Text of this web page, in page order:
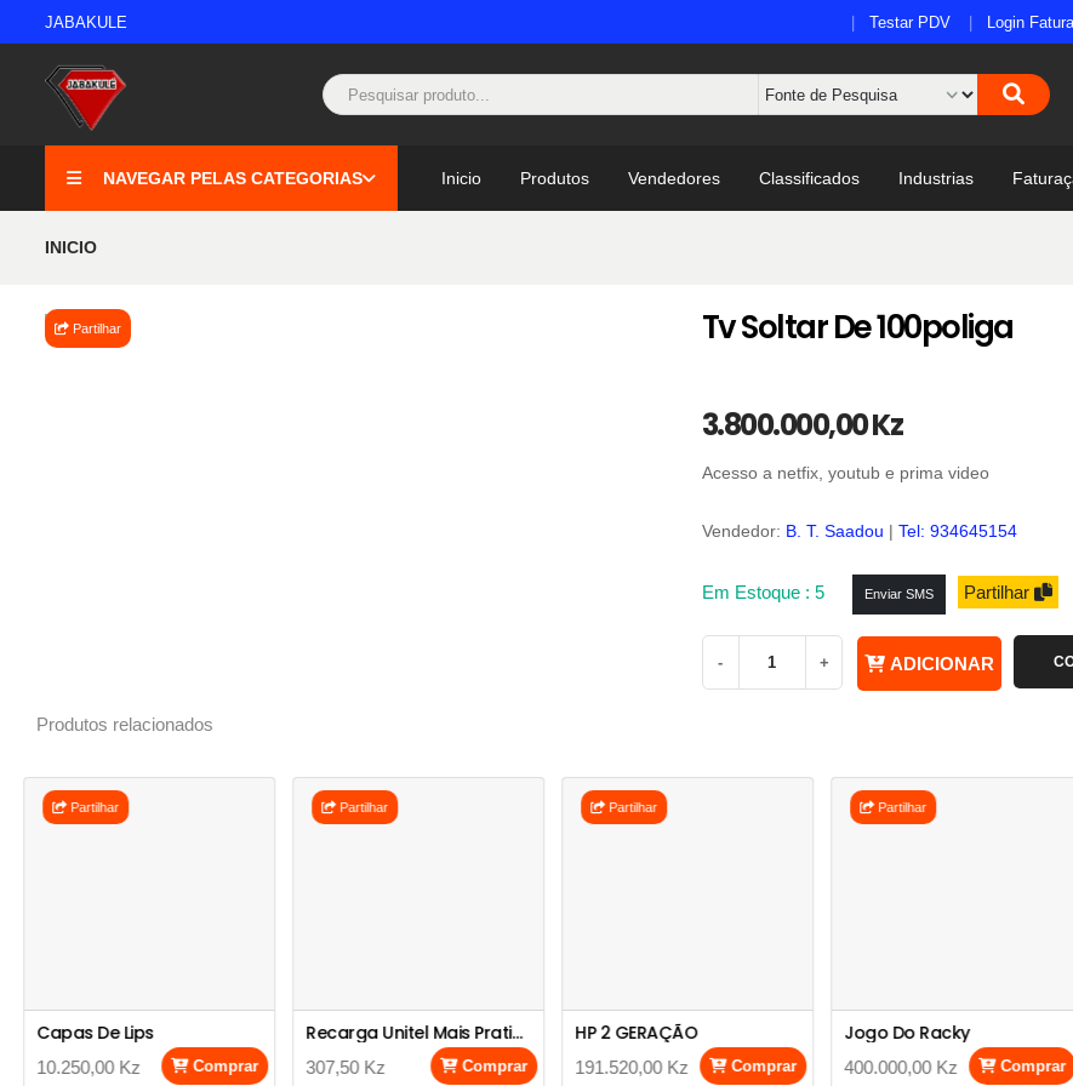
JABAKULE Testar PDV Login
NAVEGAR PELAS CATEGORIAS Inicio Produtos Vendedores Classificados Industrias
INICIO
Partilhar Tv Soltar De 100poliga
3.800.000,00 Kz
Acesso a netfix, youtub e prima video
Vendedor: B. T. Saadou | Tel: 934645154
Em Estoque : 5 Enviar SMS Partilhar
- + ADICIONAR
Produtos relacionados
Partilhar
Capas De Lips
10.250,00 Kz Comprar
Partilhar
Recarga Unitel Mais Pratico
307,50 Kz Comprar
Partilhar
HP 2 GERAÇÃO
191.520,00 Kz Comprar
Partilhar
Jogo Do Racky
400.000,00 Kz Comprar